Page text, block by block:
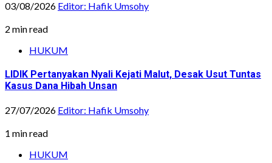
03/08/2026 Editor: Hafik Umsohy
2 min read
HUKUM
LIDIK Pertanyakan Nyali Kejati Malut, Desak Usut Tuntas
Kasus Dana Hibah Unsan
27/07/2026 Editor: Hafik Umsohy
1 min read
HUKUM